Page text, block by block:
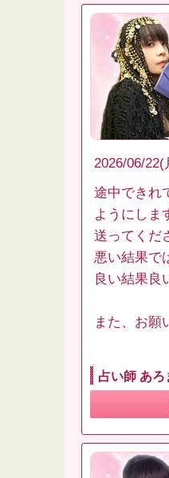
2026/06/22(
途中できれ
ようにしま
送ってくだ
悪い結果で
良い結果良
また、お願
占い師 あ